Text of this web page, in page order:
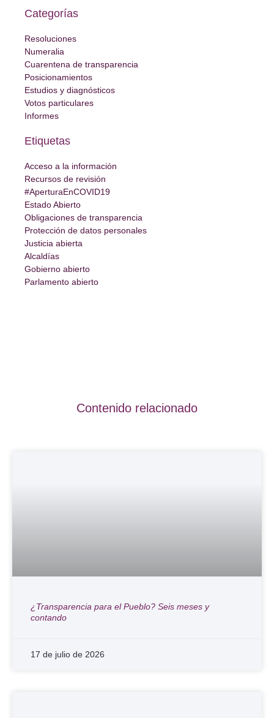
Categorías
Resoluciones
Numeralia
Cuarentena de transparencia
Posicionamientos
Estudios y diagnósticos
Votos particulares
Informes
Etiquetas
Acceso a la información
Recursos de revisión
#AperturaEnCOVID19
Estado Abierto
Obligaciones de transparencia
Protección de datos personales
Justicia abierta
Alcaldías
Gobierno abierto
Parlamento abierto
Contenido relacionado
¿Transparencia para el Pueblo? Seis meses y
contando
17 de julio de 2026